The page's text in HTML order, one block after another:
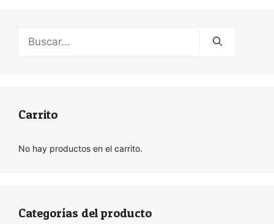
Carrito
No hay productos en el carrito.
Categorías del producto